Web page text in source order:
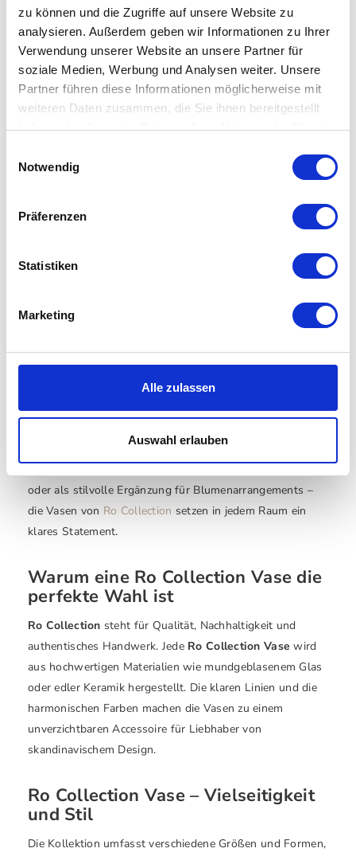
zu können und die Zugriffe auf unsere Website zu
analysieren. Außerdem geben wir Informationen zu Ihrer
Verwendung unserer Website an unsere Partner für
soziale Medien, Werbung und Analysen weiter. Unsere
Partner führen diese Informationen möglicherweise mit
weiteren Daten zusammen, die Sie ihnen bereitgestellt
haben oder die sie im Rahmen Ihrer Nutzung der Dienste
Datenschutzerklärung
Notwendig
Präferenzen
Statistiken
Marketing
Alle zulassen
Auswahl erlauben
Hurricane Reflections
Teelichthalter No. 25
Ab 42,00 €
50,00 €
Skandinavische Handwerkskunst
für Ihr Zuhause
DieRo Collection Vaseist ein Ausdruck von zeitloser
höchster Präzision gefertigt und vereint Funktionalität mit
oder als stilvolle Ergänzung für Blumenarrangements –
die Vasen von Ro Collection setzen in jedem Raum ein
klares Statement.
Warum eine Ro Collection Vase die
perfekte Wahl ist
Ro Collection steht für Qualität, Nachhaltigkeit und
authentisches Handwerk. Jede Ro Collection Vase wird
aus hochwertigen Materialien wie mundgeblasenem Glas
oder edler Keramik hergestellt. Die klaren Linien und die
harmonischen Farben machen die Vasen zu einem
unverzichtbaren Accessoire für Liebhaber von
skandinavischem Design.
Ro Collection Vase – Vielseitigkeit
und Stil
Die Kollektion umfasst verschiedene Größen und Formen,